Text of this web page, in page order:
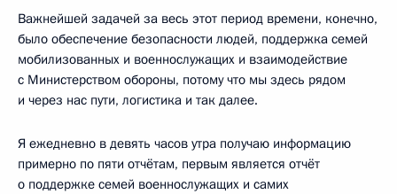
Важнейшей задачей за весь этот период времени, конечно,
было обеспечение безопасности людей, поддержка семей
мобилизованных и военнослужащих и взаимодействие
с Министерством обороны, потому что мы здесь рядом
и через нас пути, логистика и так далее.
Я ежедневно в девять часов утра получаю информацию
примерно по пяти отчётам, первым является отчёт
о поддержке семей военнослужащих и самих